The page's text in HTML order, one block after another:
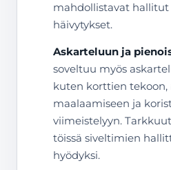
mahdollistavat
häivytykset.
Askarteluun ja
soveltuu myös
kuten korttien tekoon,
maalaamiseen ja
viimeistelyyn.
töissä siveltimien
hyödyksi.